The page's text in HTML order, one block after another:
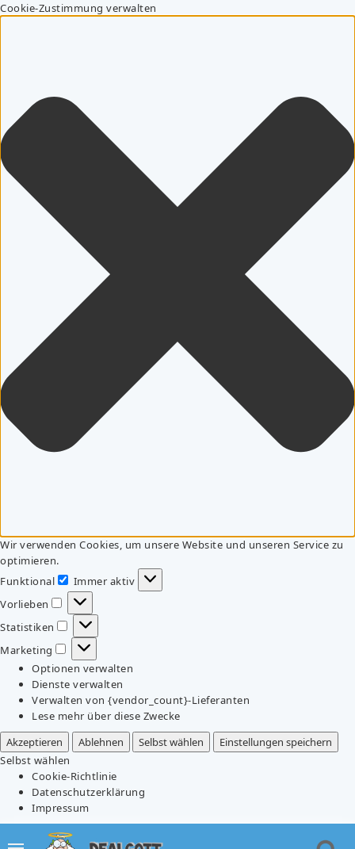
Cookie-Zustimmung verwalten
Wir verwenden Cookies, um unsere Website und unseren Service zu
optimieren.
Funktional
Funktional
Immer aktiv
Vorlieben
Vorlieben
Statistiken
Statistiken
Marketing
Marketing
Optionen verwalten
Dienste verwalten
Verwalten von {vendor_count}-Lieferanten
Lese mehr über diese Zwecke
Akzeptieren
Ablehnen Selbst wählen
Einstellungen speichern
Selbst wählen
Cookie-Richtlinie
Datenschutzerklärung
Impressum